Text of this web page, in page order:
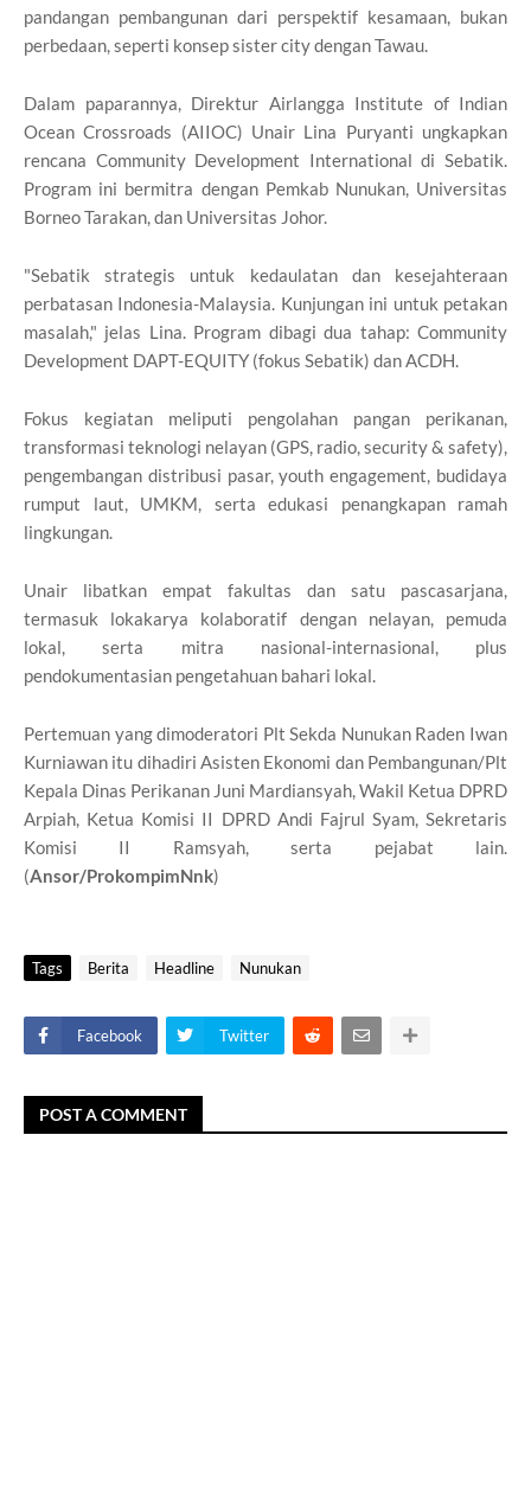
pandangan pembangunan dari perspektif kesamaan, bukan
perbedaan, seperti konsep sister city dengan Tawau.
Dalam paparannya, Direktur Airlangga Institute of Indian
Ocean Crossroads (AIIOC) Unair Lina Puryanti ungkapkan
rencana Community Development International di Sebatik.
Program ini bermitra dengan Pemkab Nunukan, Universitas
Borneo Tarakan, dan Universitas Johor.
"Sebatik strategis untuk kedaulatan dan kesejahteraan
perbatasan Indonesia-Malaysia. Kunjungan ini untuk petakan
masalah," jelas Lina. Program dibagi dua tahap: Community
Development DAPT-EQUITY (fokus Sebatik) dan ACDH.
Fokus kegiatan meliputi pengolahan pangan perikanan,
transformasi teknologi nelayan (GPS, radio, security & safety),
pengembangan distribusi pasar, youth engagement, budidaya
rumput laut, UMKM, serta edukasi penangkapan ramah
lingkungan.
Unair libatkan empat fakultas dan satu pascasarjana,
termasuk lokakarya kolaboratif dengan nelayan, pemuda
lokal, serta mitra nasional-internasional, plus
pendokumentasian pengetahuan bahari lokal.
Pertemuan yang dimoderatori Plt Sekda Nunukan Raden Iwan
Kurniawan itu dihadiri Asisten Ekonomi dan Pembangunan/Plt
Kepala Dinas Perikanan Juni Mardiansyah, Wakil Ketua DPRD
Arpiah, Ketua Komisi II DPRD Andi Fajrul Syam, Sekretaris
Komisi II Ramsyah, serta pejabat lain.
(Ansor/ProkompimNnk)
Tags Berita Headline Nunukan
Facebook Twitter
POST A COMMENT